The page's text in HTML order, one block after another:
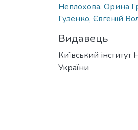
Неплохова, Орина
Гузенко, Євгеній
Видавець
Київський інститут
України